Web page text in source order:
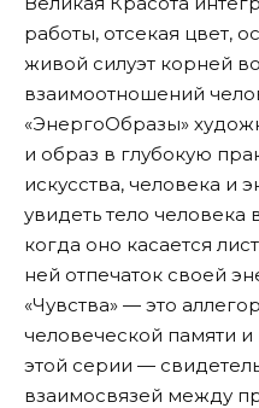
работы, отсекая цвет,
живой силуэт корней
взаимоотношений
«ЭнергоОбразы»
и образ в глубокую
искусства, человека и
увидеть тело человека
когда оно касается
ней отпечаток своей
«Чувства» — это
человеческой памяти
этой серии —
взаимосвязей между